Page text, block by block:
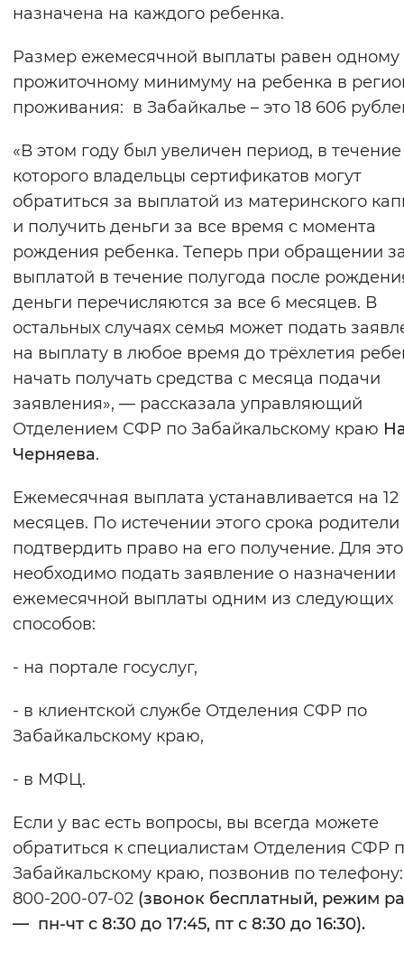
назначена на каждого ребенка.
Размер ежемесячной выплаты равен одному
прожиточному минимуму на ребенка в
проживания: в Забайкалье – это 18 606
«В этом году был увеличен период, в течение
которого владельцы сертификатов могут
обратиться за выплатой из материнского
и получить деньги за все время с момента
рождения ребенка. Теперь при обращении
выплатой в течение полугода после
деньги перечисляются за все 6 месяцев. В
остальных случаях семья может подать
на выплату в любое время до трёхлетия
начать получать средства с месяца подачи
заявления», — рассказала управляющий
Отделением СФР по Забайкальскому краю
Черняева.
Ежемесячная выплата устанавливается на 12
месяцев. По истечении этого срока родители
подтвердить право на его получение. Для
необходимо подать заявление о назначении
ежемесячной выплаты одним из следующих
способов:
- на портале госуслуг,
- в клиентской службе Отделения СФР по
Забайкальскому краю,
- в МФЦ.
Если у вас есть вопросы, вы всегда можете
обратиться к специалистам Отделения СФР
Забайкальскому краю, позвонив по
800-200-07-02 (звонок бесплатный, режим
— пн-чт с 8:30 до 17:45, пт с 8:30 до 16:30).